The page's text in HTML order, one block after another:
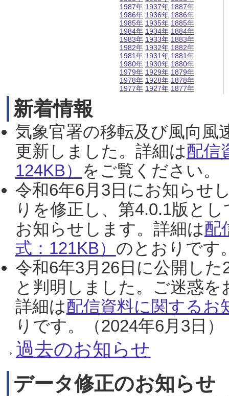
1987年
1986年
1985年
1984年
1983年
1982年
1981年
1980年
1979年
1978年
1977年
1937年
1936年
1935年
1934年
1933年
1932年
1931年
1930年
1929年
1928年
1927年
1887年
1886年
1885年
1884年
1883年
1882年
1881年
1880年
1879年
1878年
1877年
新着情報
気象官署の移転及び風向風
更新しました。詳細は配信
124KB） をご覧ください。
令和6年6月3日にお知らせ
りを修正し、第4.0.1版と
お知らせします。詳細は配
式：121KB） のとおりです
令和6年3月26日に公開し
と判明しました。ご迷惑
詳細は配信資料に関するお
りです。（2024年6月3日）
過去のお知らせ
データ修正のお知らせ